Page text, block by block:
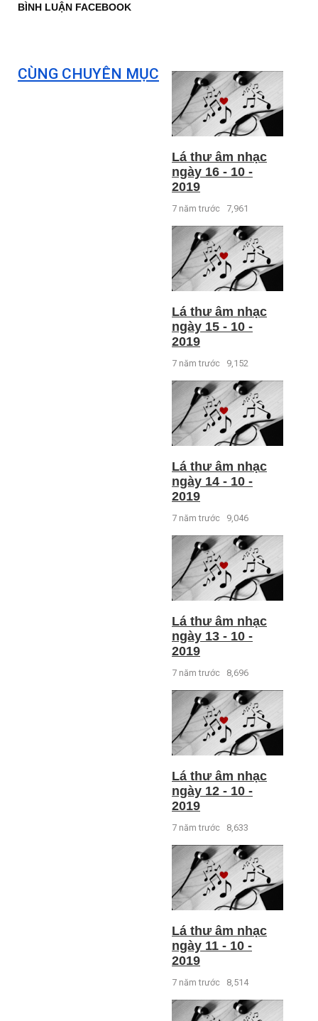
BÌNH LUẬN FACEBOOK
CÙNG CHUYÊN MỤC
Lá thư âm nhạc
ngày 16 - 10 -
2019
7 năm trước 7,961
Lá thư âm nhạc
ngày 15 - 10 -
2019
7 năm trước 9,152
Lá thư âm nhạc
ngày 14 - 10 -
2019
7 năm trước 9,046
Lá thư âm nhạc
ngày 13 - 10 -
2019
7 năm trước 8,696
Lá thư âm nhạc
ngày 12 - 10 -
2019
7 năm trước 8,633
Lá thư âm nhạc
ngày 11 - 10 -
2019
7 năm trước 8,514